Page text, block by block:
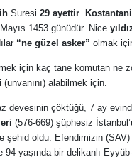
Suresi 29 ayettir.
1453 günüdür. Nice
“ne güzel asker” olmak
için kaç tane komutan ne
alabilmek için.
devesinin çöktüğü, 7 ay
(576-669) şüphesiz
şehid oldu. Efendimizin (SAV)
yaşında bir delikanlı